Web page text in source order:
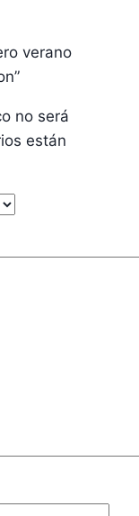
verano
no será
están